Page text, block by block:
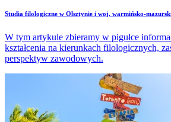
Studia filologiczne w Olsztynie i woj. warmińsko-
W tym artykule zbieramy w pigułce
kształcenia na kierunkach filologicznych,
perspektyw zawodowych.